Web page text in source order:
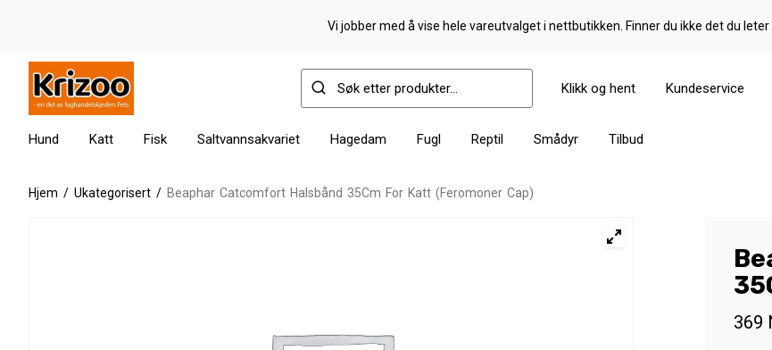
Vi jobber med å vise hele vareutvalget i nettbutikken. Finner du ikke det du
Klikk og hent Kundeservice
Hund Katt Fisk Saltvannsakvariet Hagedam Fugl Reptil Smådyr Tilbud
Hjem / Ukategorisert / Beaphar Catcomfort Halsbånd 35Cm For Katt (Feromoner Cap)
369